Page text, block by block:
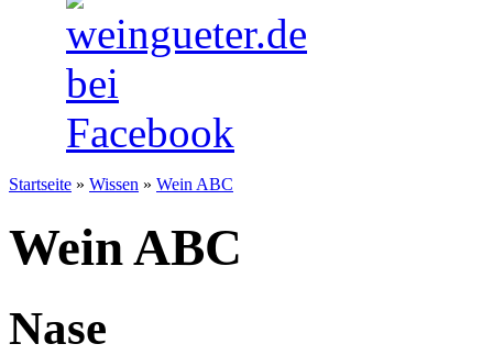
Startseite » Wissen » Wein ABC
Wein ABC
Nase